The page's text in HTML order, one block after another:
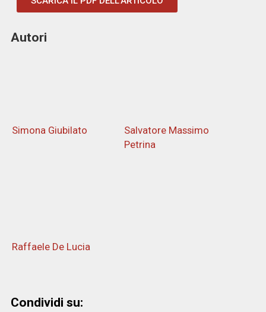
Autori
Simona Giubilato
Salvatore Massimo
Petrina
Raffaele De Lucia
Condividi su: